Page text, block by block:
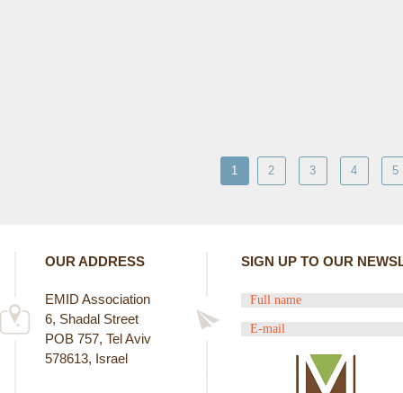
1 2 3 4 5
OUR ADDRESS
EMID Association
6, Shadal Street
POB 757, Tel Aviv
578613, Israel
SIGN UP TO OUR